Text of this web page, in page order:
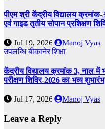
पीएम श्री केंद्रीय विद्यालय
एवं गाइड तृतीय सोपान प्रशिक्षण
Jul 19, 2026
Manoj Vyas
उपलब्धिबीकानेरशिक्षा
केंद्रीय विद्यालय क्रमांक 3, नाल में
परीक्षण शिविर-2026 का भव्य शुभारंभ
Jul 17, 2026 Manoj Vyas
Leave a Reply